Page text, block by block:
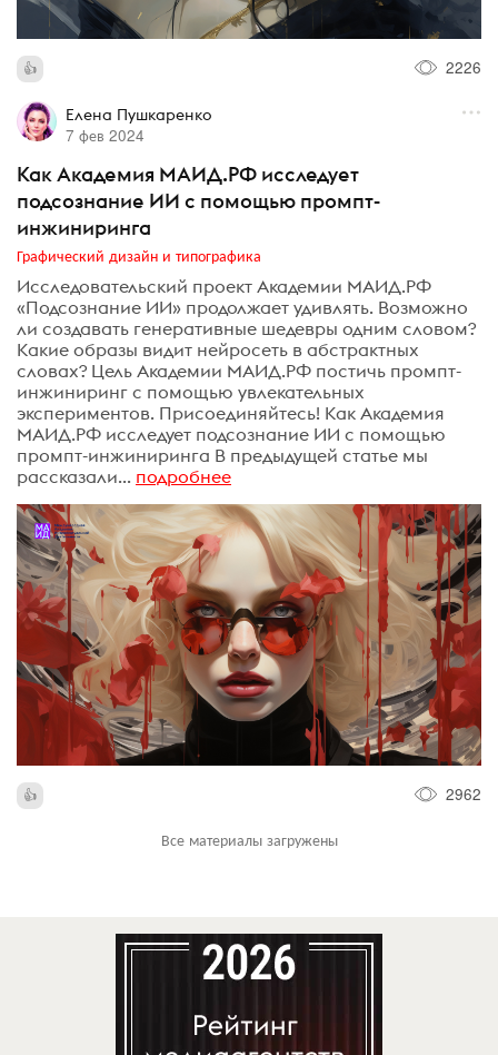
2226
Елена Пушкаренко
7 фев 2024
Как Академия МАИД.РФ исследует
подсознание ИИ с помощью промпт-
инжиниринга
Графический дизайн и типографика
Исследовательский проект Академии МАИД.РФ
«Подсознание ИИ» продолжает удивлять. Возможно
ли создавать генеративные шедевры одним словом?
Какие образы видит нейросеть в абстрактных
словах? Цель Академии МАИД.РФ постичь промпт-
инжиниринг с помощью увлекательных
экспериментов. Присоединяйтесь! Как Академия
МАИД.РФ исследует подсознание ИИ с помощью
промпт-инжиниринга В предыдущей статье мы
рассказали... подробнее
2962
Все материалы загружены